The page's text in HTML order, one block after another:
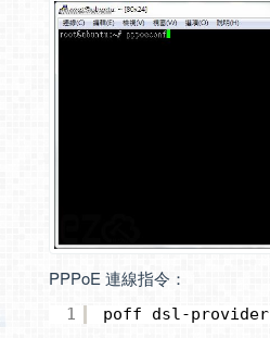
PPPoE 連線指令：
1 poff dsl-provider